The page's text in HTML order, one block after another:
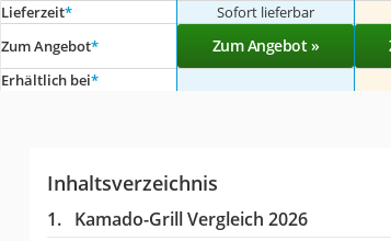
Lieferzeit* Sofort lieferbar
Zum Angebot* Zum Angebot »
Erhältlich bei*
Inhaltsverzeichnis
Kamado-Grill Vergleich 2026